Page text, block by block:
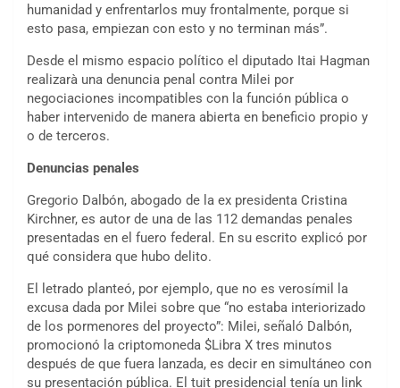
humanidad y enfrentarlos muy frontalmente, porque si
esto pasa, empiezan con esto y no terminan más”.
Desde el mismo espacio político el diputado Itai Hagman
realizarà una denuncia penal contra Milei por
negociaciones incompatibles con la función pública o
haber intervenido de manera abierta en beneficio propio y
o de terceros.
Denuncias penales
Gregorio Dalbón, abogado de la ex presidenta Cristina
Kirchner, es autor de una de las 112 demandas penales
presentadas en el fuero federal. En su escrito explicó por
qué considera que hubo delito.
El letrado planteó, por ejemplo, que no es verosímil la
excusa dada por Milei sobre que “no estaba interiorizado
de los pormenores del proyecto”: Milei, señaló Dalbón,
promocionó la criptomoneda $Libra X tres minutos
después de que fuera lanzada, es decir en simultáneo con
su presentación pública. El tuit presidencial tenía un link